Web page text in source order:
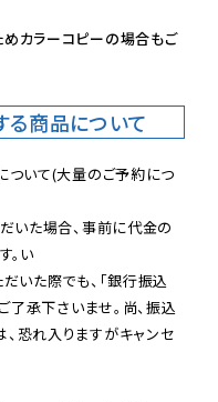
カラーコピーの場合もご
商品について
いて(大量のご予約につ
いた場合、事前に代金の
。い
いた際でも、「銀行振込
了承下さいませ。尚、振込
恐れ入りますがキャンセ